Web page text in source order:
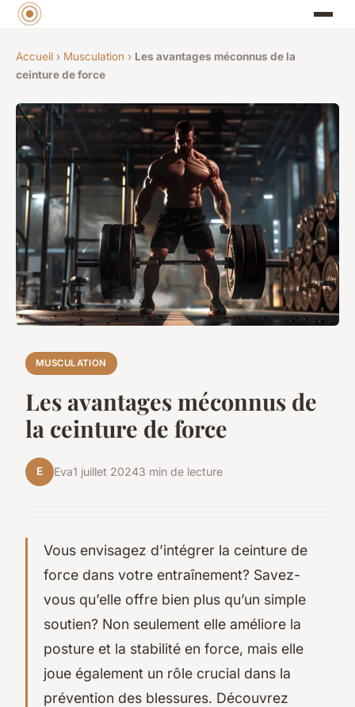
Accueil › Musculation › Les avantages méconnus de la
ceinture de force
MUSCULATION
Les avantages méconnus de
la ceinture de force
E Eva1 juillet 20243 min de lecture
Vous envisagez d’intégrer la ceinture de
force dans votre entraînement? Savez-
vous qu’elle offre bien plus qu’un simple
soutien? Non seulement elle améliore la
posture et la stabilité en force, mais elle
joue également un rôle crucial dans la
prévention des blessures. Découvrez